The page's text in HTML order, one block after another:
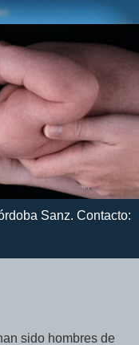
Sanz. Contacto:
sido hombres de